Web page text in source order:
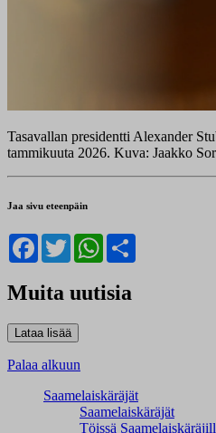
Tasavallan presidentti Alexander
tammikuuta 2026. Kuva: Jaakko
Jaa sivu eteenpäin
Facebook
TwitterWhatsApp
Muita uutisia
Palaa alkuun
Saamelaiskäräjät
Saamelaiskäräjät
Töissä